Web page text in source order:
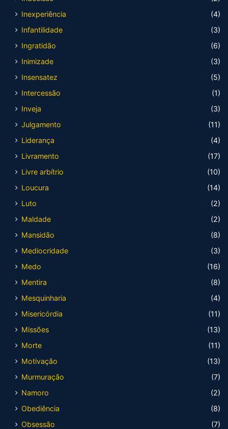
Inexperiência
(4)
Infantilidade
(3)
Ingratidão
(6)
Inimizade
(3)
Insensatez
(5)
Intercessão
(1)
Inveja
(3)
Julgamento
(11)
Liderança
(4)
Livramento
(17)
Livre arbítrio
(10)
Loucura
(14)
Luto
(2)
Maldade
(2)
Mansidão
(8)
Mediocridade
(3)
Medo
(16)
Mentira
(8)
Mesquinharia
(4)
Misericórdia
(11)
Missões
(13)
Morte
(11)
Motivação
(13)
Murmuração
(7)
Namoro
(2)
Obediência
(8)
Obsessão
(7)